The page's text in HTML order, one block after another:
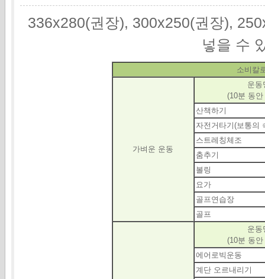
336x280(권장), 300x250(권장),
넣을 수
소비칼
가벼운 운동
운동
(10분 동
산책하기
자전거타기(보통의
스트레칭체조
춤추기
볼링
요가
골프연습장
골프
운동
(10분 동
에어로빅운동
계단 오르내리기